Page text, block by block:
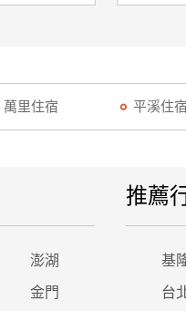
萬里住宿 平溪住宿
澎湖
金門
推薦
基
台